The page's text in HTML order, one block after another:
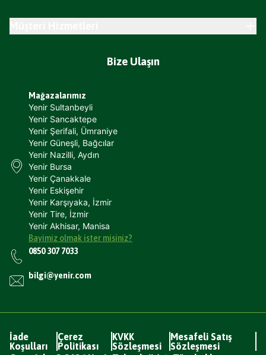
Bize Ulaşın
Mağazalarımız
Yenir Sultanbeyli
Yenir Sancaktepe
Yenir Şerifali, Ümraniye
Yenir Güneşli, Bağcılar
Yenir Nazilli, Aydın
Yenir Bursa
Yenir Çanakkale
Yenir Eskişehir
Yenir Karşıyaka, İzmir
Yenir Tire, İzmir
Yenir Akhisar, Manisa
Bayimiz olmak ister misiniz?
0850 307 7033
bilgi@yenir.com
İade
Koşulları
Çerez
Politikası
KVKK
Sözleşmesi
Mesafeli Satış
Sözleşmesi